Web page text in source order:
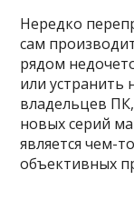
Нередко
сам
рядом
или устранить
владельцев
новых серий
является чем-
объективных